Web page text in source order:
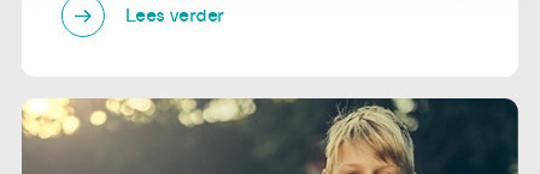
Lees verder